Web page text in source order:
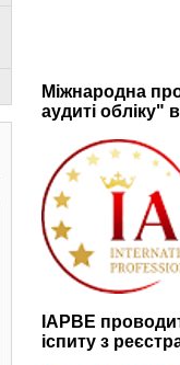
Міжнародна
аудиті обліку"
IAPBE
іспиту з